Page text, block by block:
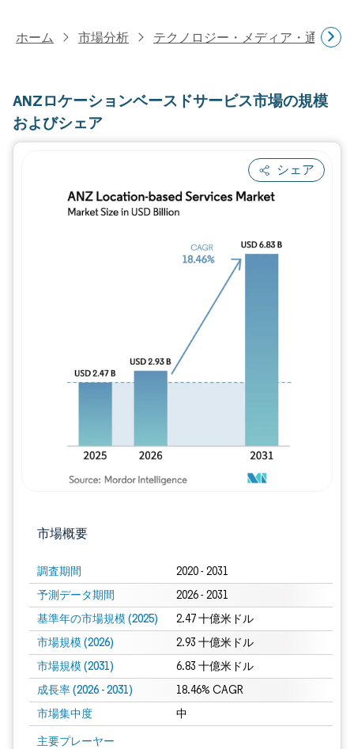
ホーム 市場分析 テクノロジー・メディア・通信研
ANZロケーションベースドサービス市場の規模
およびシェア
シェア
市場概要
調査期間 2020 - 2031
予測データ期間 2026 - 2031
基準年の市場規模 (2025) 2.47 十億米ドル
市場規模 (2026) 2.93 十億米ドル
市場規模 (2031) 6.83 十億米ドル
成長率 (2026 - 2031) 18.46% CAGR
市場集中度 中
主要プレーヤー
画像 © Mordor Intelligence。再利用にはCC BY 4.0の表示が必要です。
画像 © Mordor Intelligence。再利用には